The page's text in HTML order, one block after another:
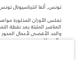
تونس, ألفا انترناسيونال
تعكس الأوزان المذكورة
العناصر المثبتة بعد نقطة
والحد الأقصى لأحمال
والحمولة.